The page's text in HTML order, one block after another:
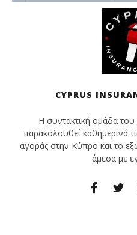
CYPRUS
Η συντακτική ομάδα
παρακολουθεί καθημερινά
αγοράς στην Κύπρο και το
άμεσα με